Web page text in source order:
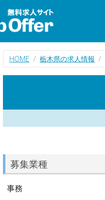
HOME 栃木県の求人情報
募集業種
事務